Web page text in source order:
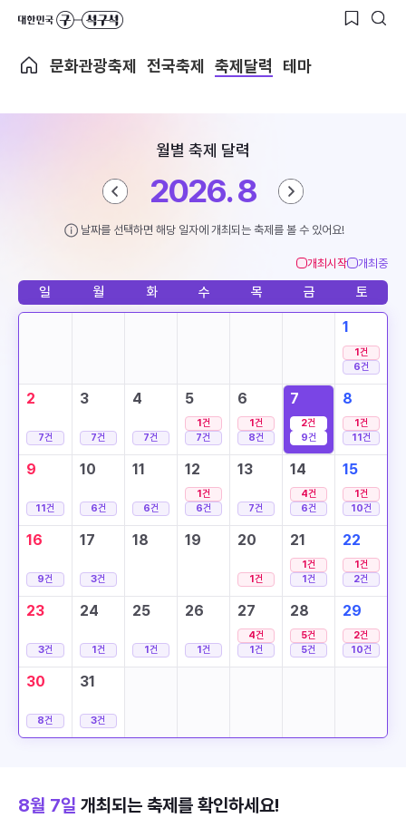
문화관광축제 전국축제 축제달력 테마
월별 축제 달력
2026. 8
날짜를 선택하면 해당 일자에 개최되는 축제를 볼 수 있어요!
개최시작 개최중
일 월 화 수 목 금 토
1
1건
6건
2
7건
3
7건
4
7건
5
1건
7건
6
1건
8건
7
2건
9건
8
1건
11건
9
11건
10
6건
11
6건
12
1건
6건
13
7건
14
4건
6건
15
1건
10건
16
9건
17
3건
18 19 20
1건
21
1건
1건
22
1건
2건
23
3건
24
1건
25
1건
26
1건
27
4건
1건
28
5건
5건
29
2건
10건
30
8건
31
3건
8월 7일 개최되는 축제를 확인하세요!